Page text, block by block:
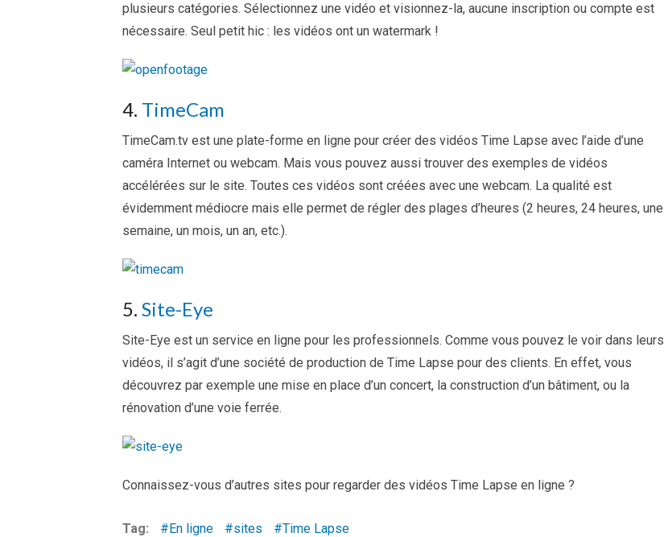
plusieurs catégories. Sélectionnez une vidéo et visionnez-la, aucune inscription ou compte est
nécessaire. Seul petit hic : les vidéos ont un watermark !
4. TimeCam
TimeCam.tv est une plate-forme en ligne pour créer des vidéos Time Lapse avec l’aide d’une
caméra Internet ou webcam. Mais vous pouvez aussi trouver des exemples de vidéos
accélérées sur le site. Toutes ces vidéos sont créées avec une webcam. La qualité est
évidemment médiocre mais elle permet de régler des plages d’heures (2 heures, 24 heures, une
semaine, un mois, un an, etc.).
5. Site-Eye
Site-Eye est un service en ligne pour les professionnels. Comme vous pouvez le voir dans leurs
vidéos, il s’agit d’une société de production de Time Lapse pour des clients. En effet, vous
découvrez par exemple une mise en place d’un concert, la construction d’un bâtiment, ou la
rénovation d’une voie ferrée.
Connaissez-vous d’autres sites pour regarder des vidéos Time Lapse en ligne ?
Tag: En ligne sites Time Lapse